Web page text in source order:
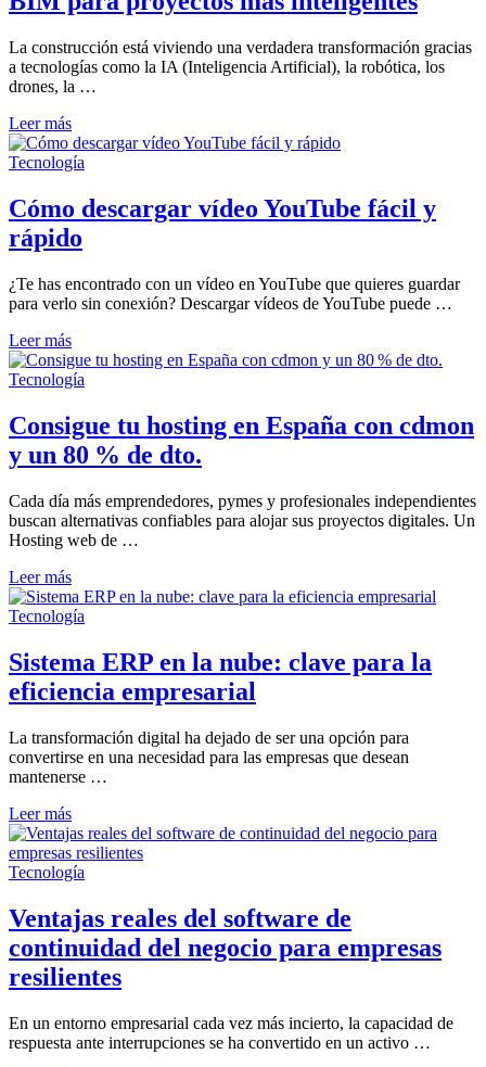
la
necesidad
de
profesional
continua
La construcción está viviendo una verdadera transformación gracias
a tecnologías como la IA (Inteligencia Artificial), la robótica, los
drones, la …
Tecnología
en
construcción:
drones
y
BIM
proyectos
más
inteligentes
Leer más
Tecnología
Cómo descargar vídeo YouTube fácil y
rápido
¿Te has encontrado con un vídeo en YouTube que quieres guardar
para verlo sin conexión? Descargar vídeos de YouTube puede …
Cómo
descargar
vídeo
fácil
y
rápido
Leer más
Tecnología
Consigue tu hosting en España con cdmon
y un 80 % de dto.
Cada día más emprendedores, pymes y profesionales independientes
buscan alternativas confiables para alojar sus proyectos digitales. Un
Hosting web de …
Consigue
tu
hosting
España
con
cdmon
un
80 %
de
Leer más
Tecnología
Sistema ERP en la nube: clave para la
eficiencia empresarial
La transformación digital ha dejado de ser una opción para
convertirse en una necesidad para las empresas que desean
mantenerse …
Sistema
ERP
en
la
clave
para
la
eficiencia
empresarial
Leer más
Tecnología
Ventajas reales del software de
continuidad del negocio para empresas
resilientes
En un entorno empresarial cada vez más incierto, la capacidad de
respuesta ante interrupciones se ha convertido en un activo …